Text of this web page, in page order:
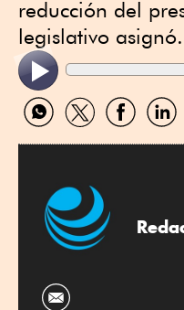
reducción del
legislativo asignó.
Compartir
por
Compartir
por
Compartir
por
por